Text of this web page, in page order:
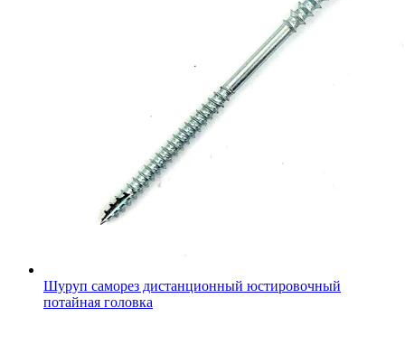
Шуруп саморез дистанционный юстировочный
потайная головка